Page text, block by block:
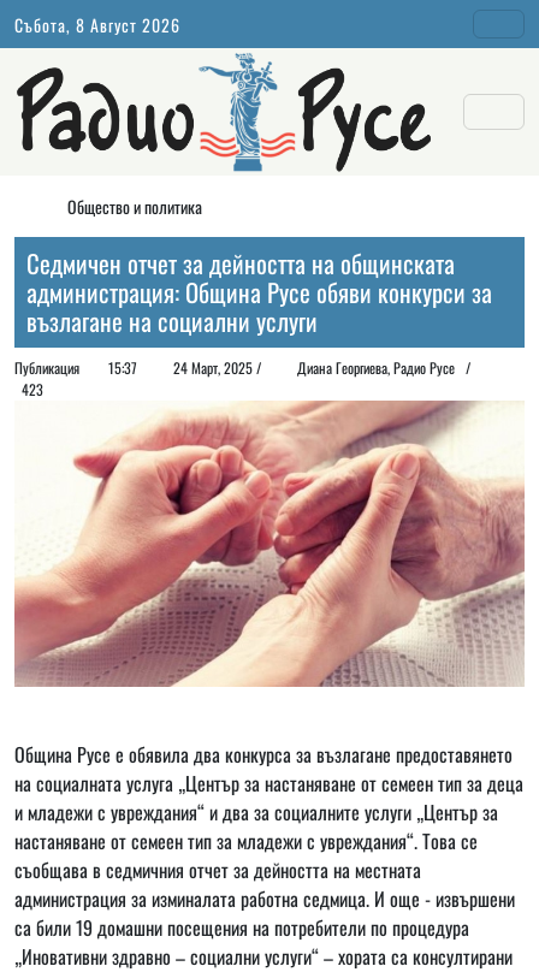
Събота, 8 Август 2026
Общество и политика
Седмичен отчет за дейността на общинската
администрация: Община Русе обяви конкурси за
възлагане на социални услуги
Публикация 15:37 24 Март, 2025 /
Диана Георгиeва, Радио Русе /
423
Община Русе е обявила два конкурса за възлагане предоставянето
на социалната услуга „Център за настаняване от семеен тип за деца
и младежи с увреждания“ и два за социалните услуги „Център за
настаняване от семеен тип за младежи с увреждания“. Това се
съобщава в седмичния отчет за дейността на местната
администрация за изминалата работна седмица. И още - извършени
са били 19 домашни посещения на потребители по процедура
„Иновативни здравно – социални услуги“ – хората са консултирани